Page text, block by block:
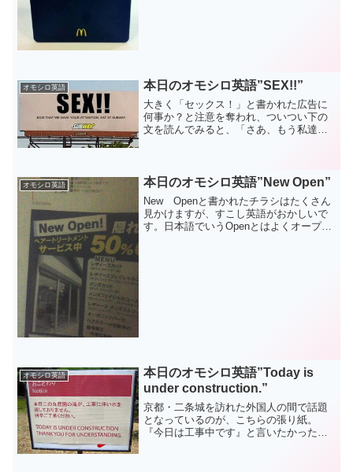
オモシロ英語 本日のオモシロ英語”SEX!!”
大きく「セックス！」と書かれた広告に
何事か？と注意を奪われ、ついつい下の
文を読んでみると、「さあ、もう私達に
ブウェイの宣伝広告だった...
オモシロ英語 本日のオモシロ英語”New Open”
New Openと書かれたチラシはたくさん
見かけますが、すこし英語がおかしいで
す。日本語でいうOpenとはよくオープ
オモシロ英語
本日のオモシロ英語”Today is
under construction.”
京都・二条城を訪れた外国人の間で話題
となっているのが、こちらの張り紙。
『今日は工事中です』と言いたかったの